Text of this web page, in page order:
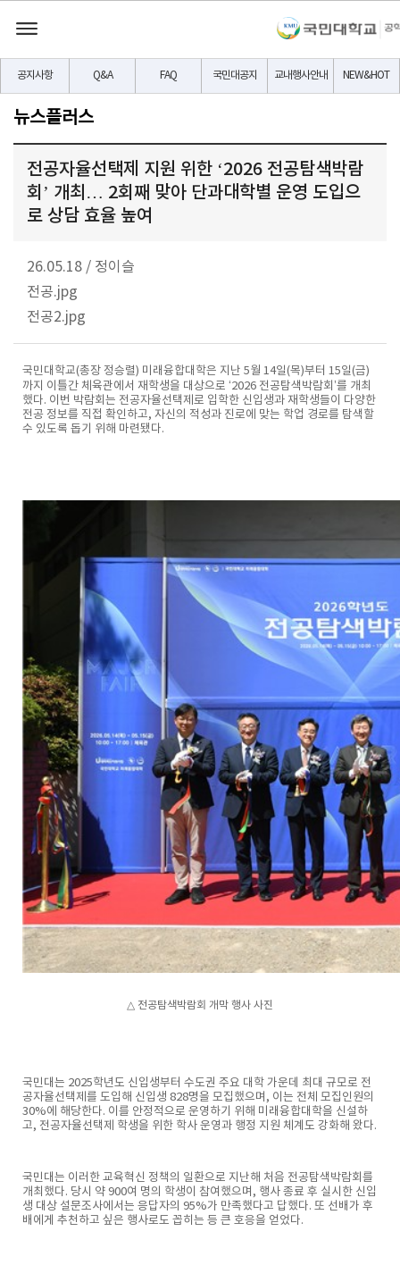
공지사항 Q&A FAQ 국민대공지 교내행사안내 NEW&HOT
뉴스플러스
전공자율선택제 지원 위한 ‘2026 전공탐색박람
회’ 개최… 2회째 맞아 단과대학별 운영 도입으
로 상담 효율 높여
26.05.18 / 정이슬
전공.jpg
전공2.jpg
국민대학교(총장 정승렬) 미래융합대학은 지난 5월 14일(목)부터 15일(금)
까지 이틀간 체육관에서 재학생을 대상으로 ‘2026 전공탐색박람회’를 개최
했다. 이번 박람회는 전공자율선택제로 입학한 신입생과 재학생들이 다양한
전공 정보를 직접 확인하고, 자신의 적성과 진로에 맞는 학업 경로를 탐색할
수 있도록 돕기 위해 마련됐다.
△ 전공탐색박람회 개막 행사 사진
국민대는 2025학년도 신입생부터 수도권 주요 대학 가운데 최대 규모로 전
공자율선택제를 도입해 신입생 828명을 모집했으며, 이는 전체 모집인원의
30%에 해당한다. 이를 안정적으로 운영하기 위해 미래융합대학을 신설하
고, 전공자율선택제 학생을 위한 학사 운영과 행정 지원 체계도 강화해 왔다.
국민대는 이러한 교육혁신 정책의 일환으로 지난해 처음 전공탐색박람회를
개최했다. 당시 약 900여 명의 학생이 참여했으며, 행사 종료 후 실시한 신입
생 대상 설문조사에서는 응답자의 95%가 만족했다고 답했다. 또 선배가 후
배에게 추천하고 싶은 행사로도 꼽히는 등 큰 호응을 얻었다.